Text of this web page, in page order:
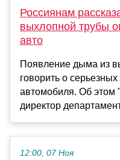
Россиянам
выхлопной трубы
авто
Появление дыма из
говорить о
автомобиля. Об этом
директор
12:00, 07 Ноя